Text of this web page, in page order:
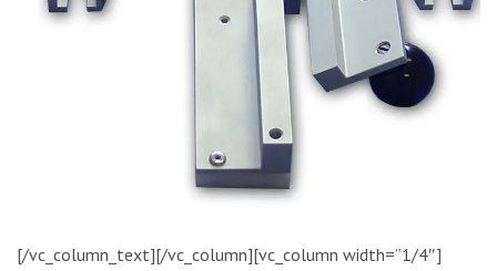
[/vc_column_text][/vc_column][vc_column width=”1/4″]